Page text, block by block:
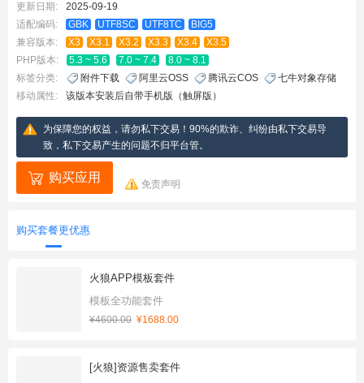
更新日期:
2025-09-19
适配编码:
GBK UTF8SC UTF8TC
BIG5
兼容版本:
X3 X3.1 X3.2 X3.3 X3.4
X3.5
PHP版本:
5.3 ~ 5.6 7.0 ~ 7.4
8.0 ~ 8.1
标签分类:
附件下载 阿里云OSS 腾讯云COS
七牛对象存储
移动属性:
该版本安装后自带手机版（触屏版）
为保障您的权益，请勿私下交易！90%的欺诈、纠纷由私下交易导
致，私下交易产生的问题不归平台管。
购买应用 免责声明
购买套餐更优惠
火狼APP模板套件
模板全功能套件
¥4600.00 ¥1688.00
[火狼]资源售卖套件